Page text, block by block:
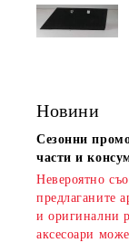
Новини
Сезонни
части и
Невероятно
предлаганите
и оригинални
аксесоари